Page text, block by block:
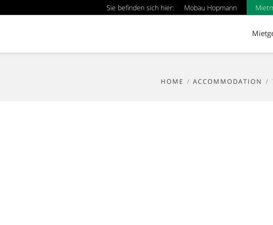
Sie befinden sich hier: Mobau Hopmann
HOME ACCOMMODATION